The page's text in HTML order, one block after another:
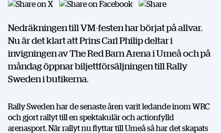
Nedräkningen till VM-festen har börjat på allvar.
Nu är det klart att Prins Carl Philip deltar i
invigningen av The Red Barn Arena i Umeå och på
måndag öppnar biljettförsäljningen till Rally
Sweden i butikerna.
Rally Sweden har de senaste åren varit ledande inom WRC
och gjort rallyt till en spektakulär och actionfylld
arenasport. När rallyt nu flyttar till Umeå så har det skapats